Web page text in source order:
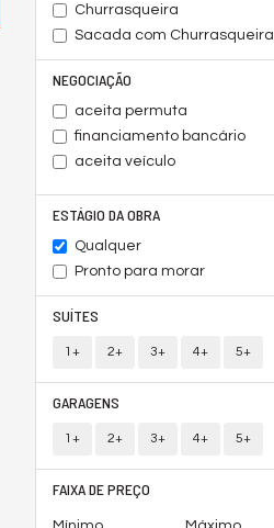
Churrasqueira
Sacada com Churrasqueira
NEGOCIAÇÃO
aceita permuta
financiamento bancário
aceita veículo
ESTÁGIO DA OBRA
Qualquer
Pronto para morar
SUÍTES
1+ 2+ 3+ 4+ 5+
GARAGENS
1+ 2+ 3+ 4+ 5+
FAIXA DE PREÇO